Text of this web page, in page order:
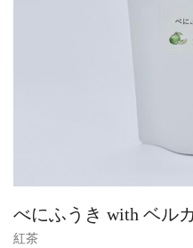
べにふうき with ベル
紅茶